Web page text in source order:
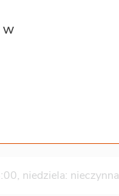
niedziela: nieczynna
niedziela: nieczynna
niedziela: nieczynna
w